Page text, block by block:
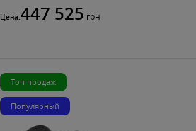
Цена:447 525 грн
Топ продаж
Популярный